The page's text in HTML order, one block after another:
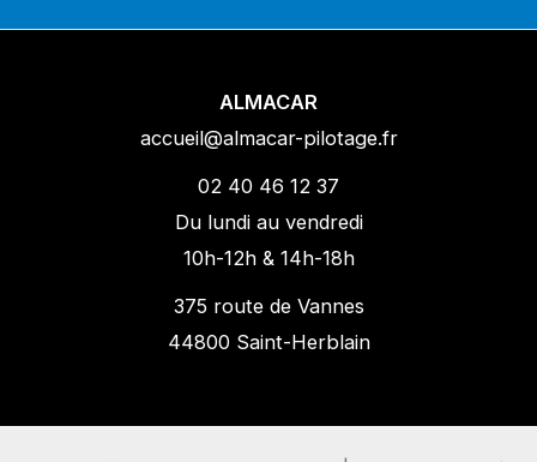
ALMACAR
accueil@almacar-pilotage.fr
02 40 46 12 37
Du lundi au vendredi
10h-12h & 14h-18h
375 route de Vannes
44800 Saint-Herblain